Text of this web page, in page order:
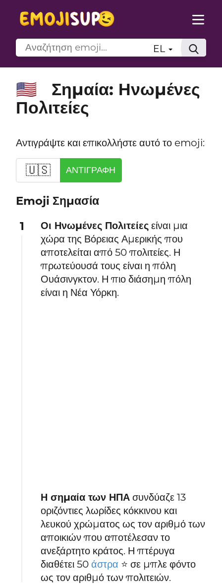
EL
🇺🇸
Σημαία: Ηνωμένες
Πολιτείες
Αντιγράψτε και επικολλήστε αυτό το emoji:
🇺🇸 ΑΝΤΙΓΡΑΦΉ
Emoji Σημασία
1
Οι Ηνωμένες Πολιτείες είναι μια
χώρα της Βόρειας Αμερικής που
αποτελείται από 50 πολιτείες. Η
πρωτεύουσά τους είναι η πόλη
Ουάσινγκτον. Η πιο διάσημη πόλη
είναι η Νέα Υόρκη.
Η σημαία των ΗΠΑ συνδύαζε 13
οριζόντιες λωρίδες κόκκινου και
λευκού χρώματος ως τον αριθμό των
αποικιών που αποτέλεσαν το
ανεξάρτητο κράτος. Η πτέρυγα
διαθέτει 50άστρα ⭐ σε μπλε φόντο
ως τον αριθμό των πολιτειών.